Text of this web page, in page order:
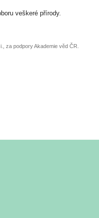
veškeré přírody.
za podpory Akademie věd ČR.